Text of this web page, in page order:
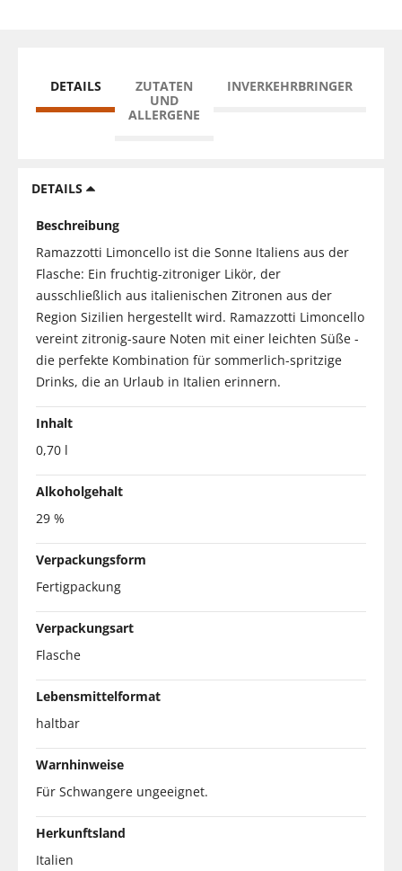
DETAILS
ZUTATEN
UND
ALLERGENE
INVERKEHRBRINGER
DETAILS
Beschreibung
Ramazzotti Limoncello ist die Sonne Italiens aus der
Flasche: Ein fruchtig-zitroniger Likör, der
ausschließlich aus italienischen Zitronen aus der
Region Sizilien hergestellt wird. Ramazzotti Limoncello
vereint zitronig-saure Noten mit einer leichten Süße -
die perfekte Kombination für sommerlich-spritzige
Drinks, die an Urlaub in Italien erinnern.
Inhalt
0,70 l
Alkoholgehalt
29 %
Verpackungsform
Fertigpackung
Verpackungsart
Flasche
Lebensmittelformat
haltbar
Warnhinweise
Für Schwangere ungeeignet.
Herkunftsland
Italien